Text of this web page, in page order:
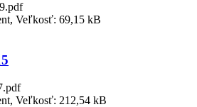
Veľkosť: 69,15 kB
Veľkosť: 212,54 kB